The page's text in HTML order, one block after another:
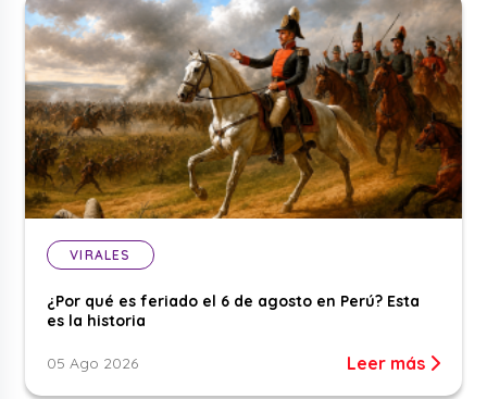
VIRALES
¿Por qué es feriado el 6 de agosto en Perú? Esta
es la historia
05 Ago 2026 Leer más